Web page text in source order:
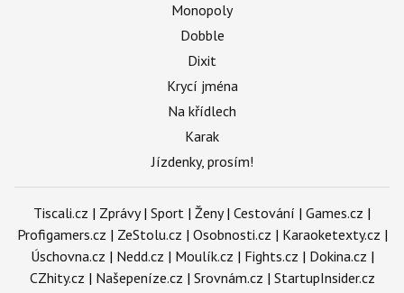
Monopoly
Dobble
Dixit
Krycí jména
Na křídlech
Karak
Jízdenky, prosím!
Tiscali.cz | Zprávy| Sport | Ženy| Cestování | Games.cz |
Profigamers.cz | ZeStolu.cz | Osobnosti.cz | Karaoketexty.cz |
Úschovna.cz | Nedd.cz | Moulík.cz | Fights.cz | Dokina.cz |
CZhity.cz | Našepeníze.cz | Srovnám.cz | StartupInsider.cz